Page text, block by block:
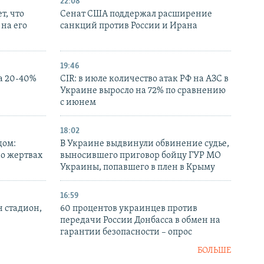
что
его
Сенат США поддержал расширение
санкций против России и Ирана
20-40%
19:46
CIR: в июле количество атак РФ на АЗС в
Украине выросло на 72% по сравнению
с июнем
жертвах
18:02
В Украине выдвинули обвинение судье,
выносившего приговор бойцу ГУР МО
Украины, попавшего в плен в Крыму
стадион,
16:59
60 процентов украинцев против
передачи России Донбасса в обмен на
гарантии безопасности – опрос
БОЛЬШЕ